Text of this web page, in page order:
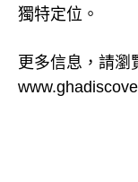
獨特定位。
更多信息，請瀏